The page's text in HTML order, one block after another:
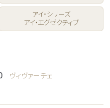
アイ・シリーズ
アイ・エグゼクティブ
ヴィヴァーチェ